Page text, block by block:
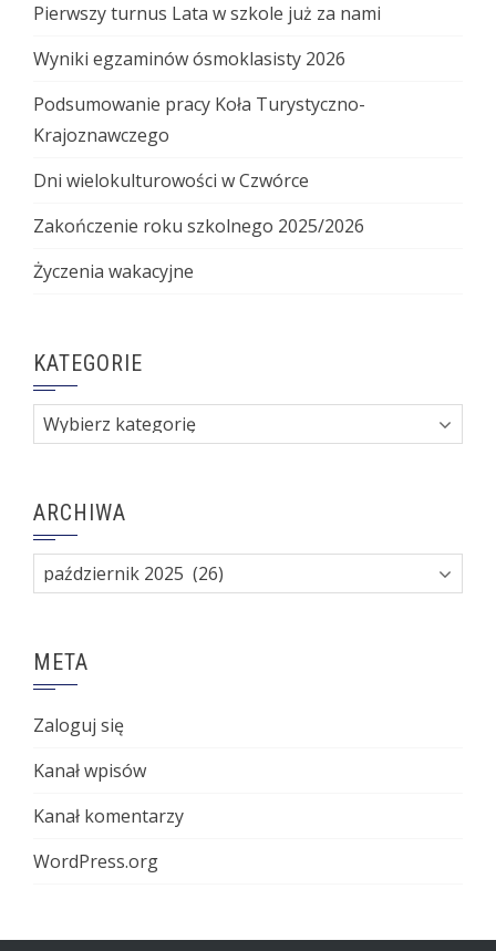
Pierwszy turnus Lata w szkole już za nami
Wyniki egzaminów ósmoklasisty 2026
Podsumowanie pracy Koła Turystyczno-
Krajoznawczego
Dni wielokulturowości w Czwórce
Zakończenie roku szkolnego 2025/2026
Życzenia wakacyjne
KATEGORIE
Kategorie
ARCHIWA
Archiwa
META
Zaloguj się
Kanał wpisów
Kanał komentarzy
WordPress.org